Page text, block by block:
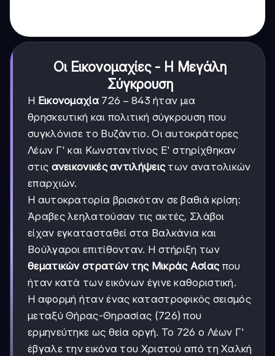
Οι Εικονομαχίες - Η Μεγάλη
Σύγκρουση
Η Εικονομαχία 726-
843
726 − 843 ήταν μια
θρησκευτική και πολιτική σύγκρουση που
συγκλόνισε το Βυζάντιο. Οι αυτοκράτορες
Λέων Γ' και Κωνσταντίνος Ε' στηρίχθηκαν
στις ανεικονικές αντιλήψειςτων ανατολικών
επαρχιών.
Η αυτοκρατορία βρισκόταν σε βαθιά κρίση:
Άραβες λεηλατούσαν τις ακτές, Σλάβοι
είχαν εγκατασταθεί στα Βαλκάνια και
Βούλγαροι επιτίθονταν. Η στήριξη των
θεματικών στρατών της Μικράς Ασίαςπου
ήταν κατά των εικόνων έγινε καθοριστική.
Η αφορμή ήταν ένας καταστροφικός σεισμός
μεταξύ Θήρας-Θηρασίας (726) που
ερμηνεύτηκε ως θεία οργή. Το 726 ο Λέων Γ'
έβγαλε την εικόνα του Χριστού από τη Χαλκή